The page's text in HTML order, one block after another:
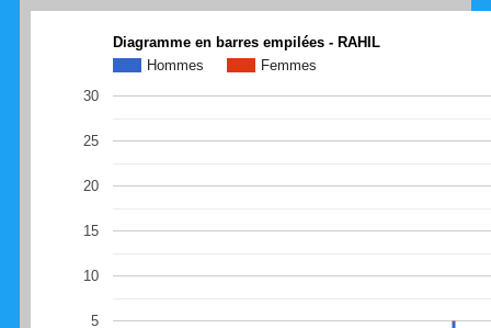
Diagramme en barres empilées - RAHIL
Hommes
Femmes
5
10
15
20
25
30